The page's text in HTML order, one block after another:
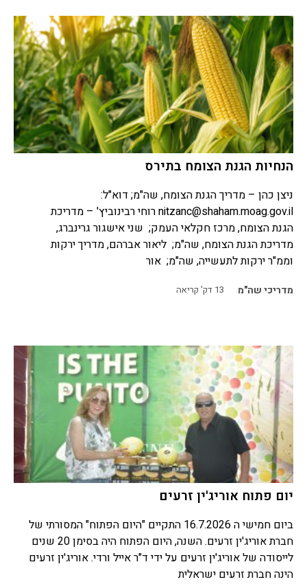
הנחיות הגנת הצומח בתירס
ניצן כהן – מדריך הגנת הצומח, שה"מ; דוא"ל:
nitzanc@shaham.moag.gov.ilרוחי רבינוביץ' – מדריכת
הגנת הצומח, מרכז חקלאי העמק; שני אישגור גרינברג,
מדריכת הגנת הצומח, שה"מ; ליאור אברהם, מדריך ירקות
וממ"ר ירקות לתעשייה, שה"מ; אור
מדריכי שה"מ 13 דק' קריאה
יום פתוח אוריג'ין זרעים
ביום חמישי ה 16.7.2026 התקיים "היום הפתוח" המסורתי של
חברת אוריג'ין זרעים. השנה, היום הפתוח היה בסימן 20 שנים
לייסודה של אוריג'ין זרעים על ידי ד"ר אייל ורדי. אוריג'ין זרעים
הינה חברת זרעים ישראלית